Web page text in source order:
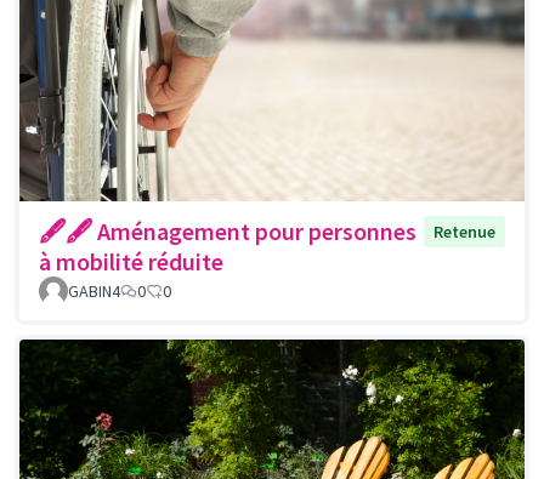
🖋🖋 Aménagement pour personnes
à mobilité réduite
Retenue
GABIN4 0 0